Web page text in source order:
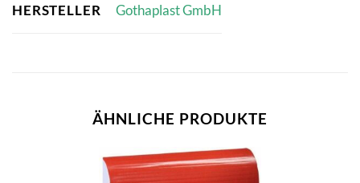
HERSTELLER Gothaplast GmbH
ÄHNLICHE PRODUKTE